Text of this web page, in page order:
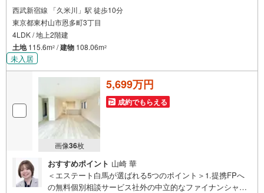
西武新宿線 「久米川」駅 徒歩10分
東京都東村山市恩多町3丁目
4LDK / 地上2階建
土地115.6m2 /建物 108.06m2
未入居
画像36枚
5,699万円
成約でもらえる
おすすめポイント 山崎 華
＜エステート白馬が選ばれる5つのポイント＞1.提携FPへ
の無料個別相談サービス社外の中立的なファイナンシャル